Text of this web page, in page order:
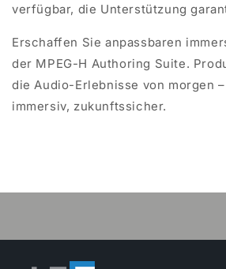
verfügbar, die Unterstützung
Erschaffen Sie anpassbaren
der MPEG-H Authoring Suite.
die Audio-Erlebnisse von morgen
immersiv, zukunftssicher.